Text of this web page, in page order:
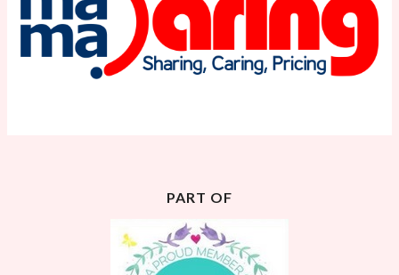
PART OF